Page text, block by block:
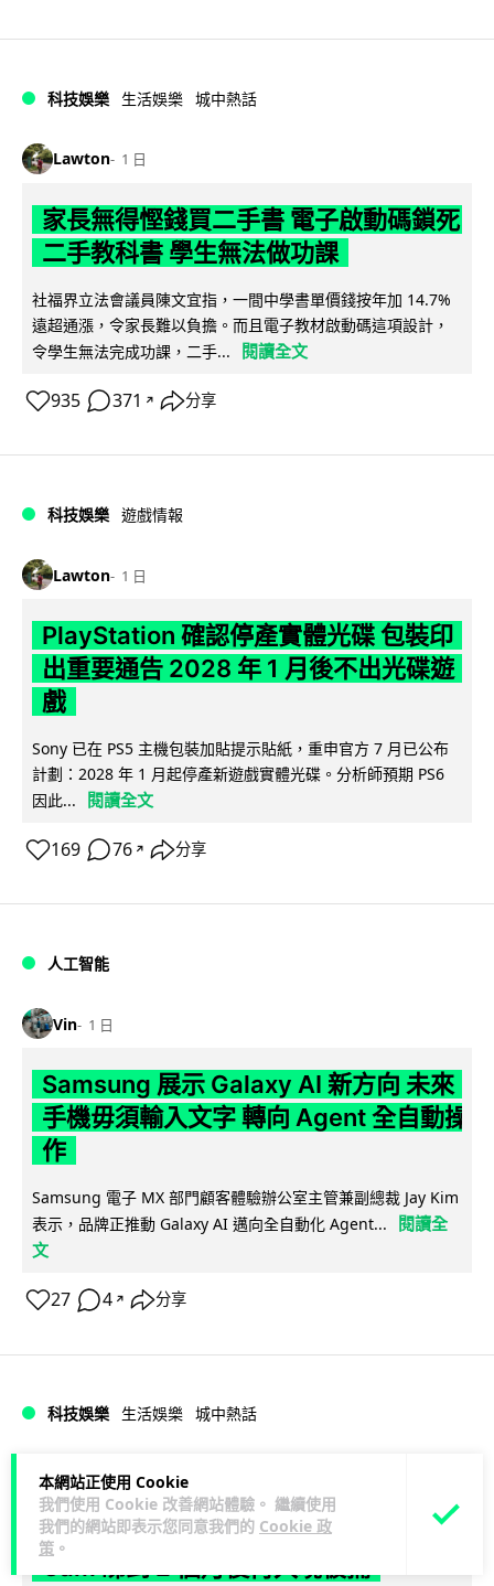
本網站正使用 Cookie
我們使用 Cookie 改善網站體驗。 繼續使用
我們的網站即表示您同意我們的 Cookie 政
策 。
科技娛樂 生活娛樂 城中熱話
Lawton 1 日
家長無得慳錢買二手書 電子啟動碼鎖死
二手教科書 學生無法做功課
社福界立法會議員陳文宜指，一間中學書單價錢按年加 14.7%
遠超通漲，令家長難以負擔。而且電子教材啟動碼這項設計，
令學生無法完成功課，二手...
閱讀全文
935 371 ↗ 分享
科技娛樂 遊戲情報
Lawton 1 日
PlayStation 確認停產實體光碟 包裝印
出重要通告 2028 年 1 月後不出光碟遊
戲
Sony 已在 PS5 主機包裝加貼提示貼紙，重申官方 7 月已公布
計劃：2028 年 1 月起停產新遊戲實體光碟。分析師預期 PS6
因此...
閱讀全文
169 76 ↗ 分享
人工智能
Vin 1 日
Samsung 展示 Galaxy AI 新方向 未來
手機毋須輸入文字 轉向 Agent 全自動操
作
Samsung 電子 MX 部門顧客體驗辦公室主管兼副總裁 Jay Kim
表示，品牌正推動 Galaxy AI 邁向全自動化 Agent...
閱讀全
文
27 4 ↗ 分享
科技娛樂 生活娛樂 城中熱話
Lawton 1 日
港夫婦澳門的士拾相機 據為己有被的士
Cam 睇到 2 個月後再入境被捕